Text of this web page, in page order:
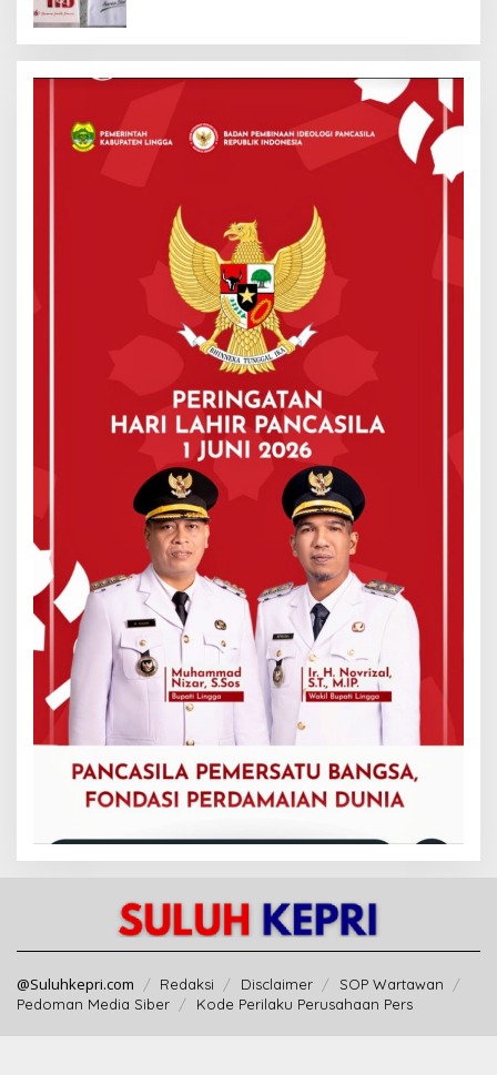
@Suluhkepri.com Redaksi Disclaimer
SOP Wartawan
Pedoman Media Siber
Kode Perilaku Perusahaan Pers